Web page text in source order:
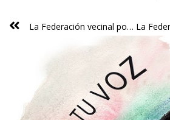
La Federación vecinal pone el foco en la reversión a uso residencial de los 4.500 apartamentos turísticos que operan ilegalmente